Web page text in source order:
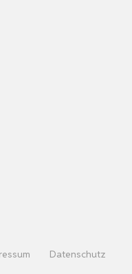
Datenschutz